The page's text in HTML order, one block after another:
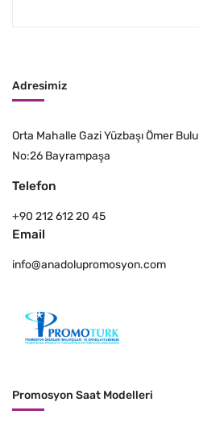
Adresimiz
Orta Mahalle Gazi Yüzbaşı Ömer
No:26 Bayrampaşa
Telefon
+90 212 612 20 45
Email
info@anadolupromosyon.com
Promosyon Saat Modelleri